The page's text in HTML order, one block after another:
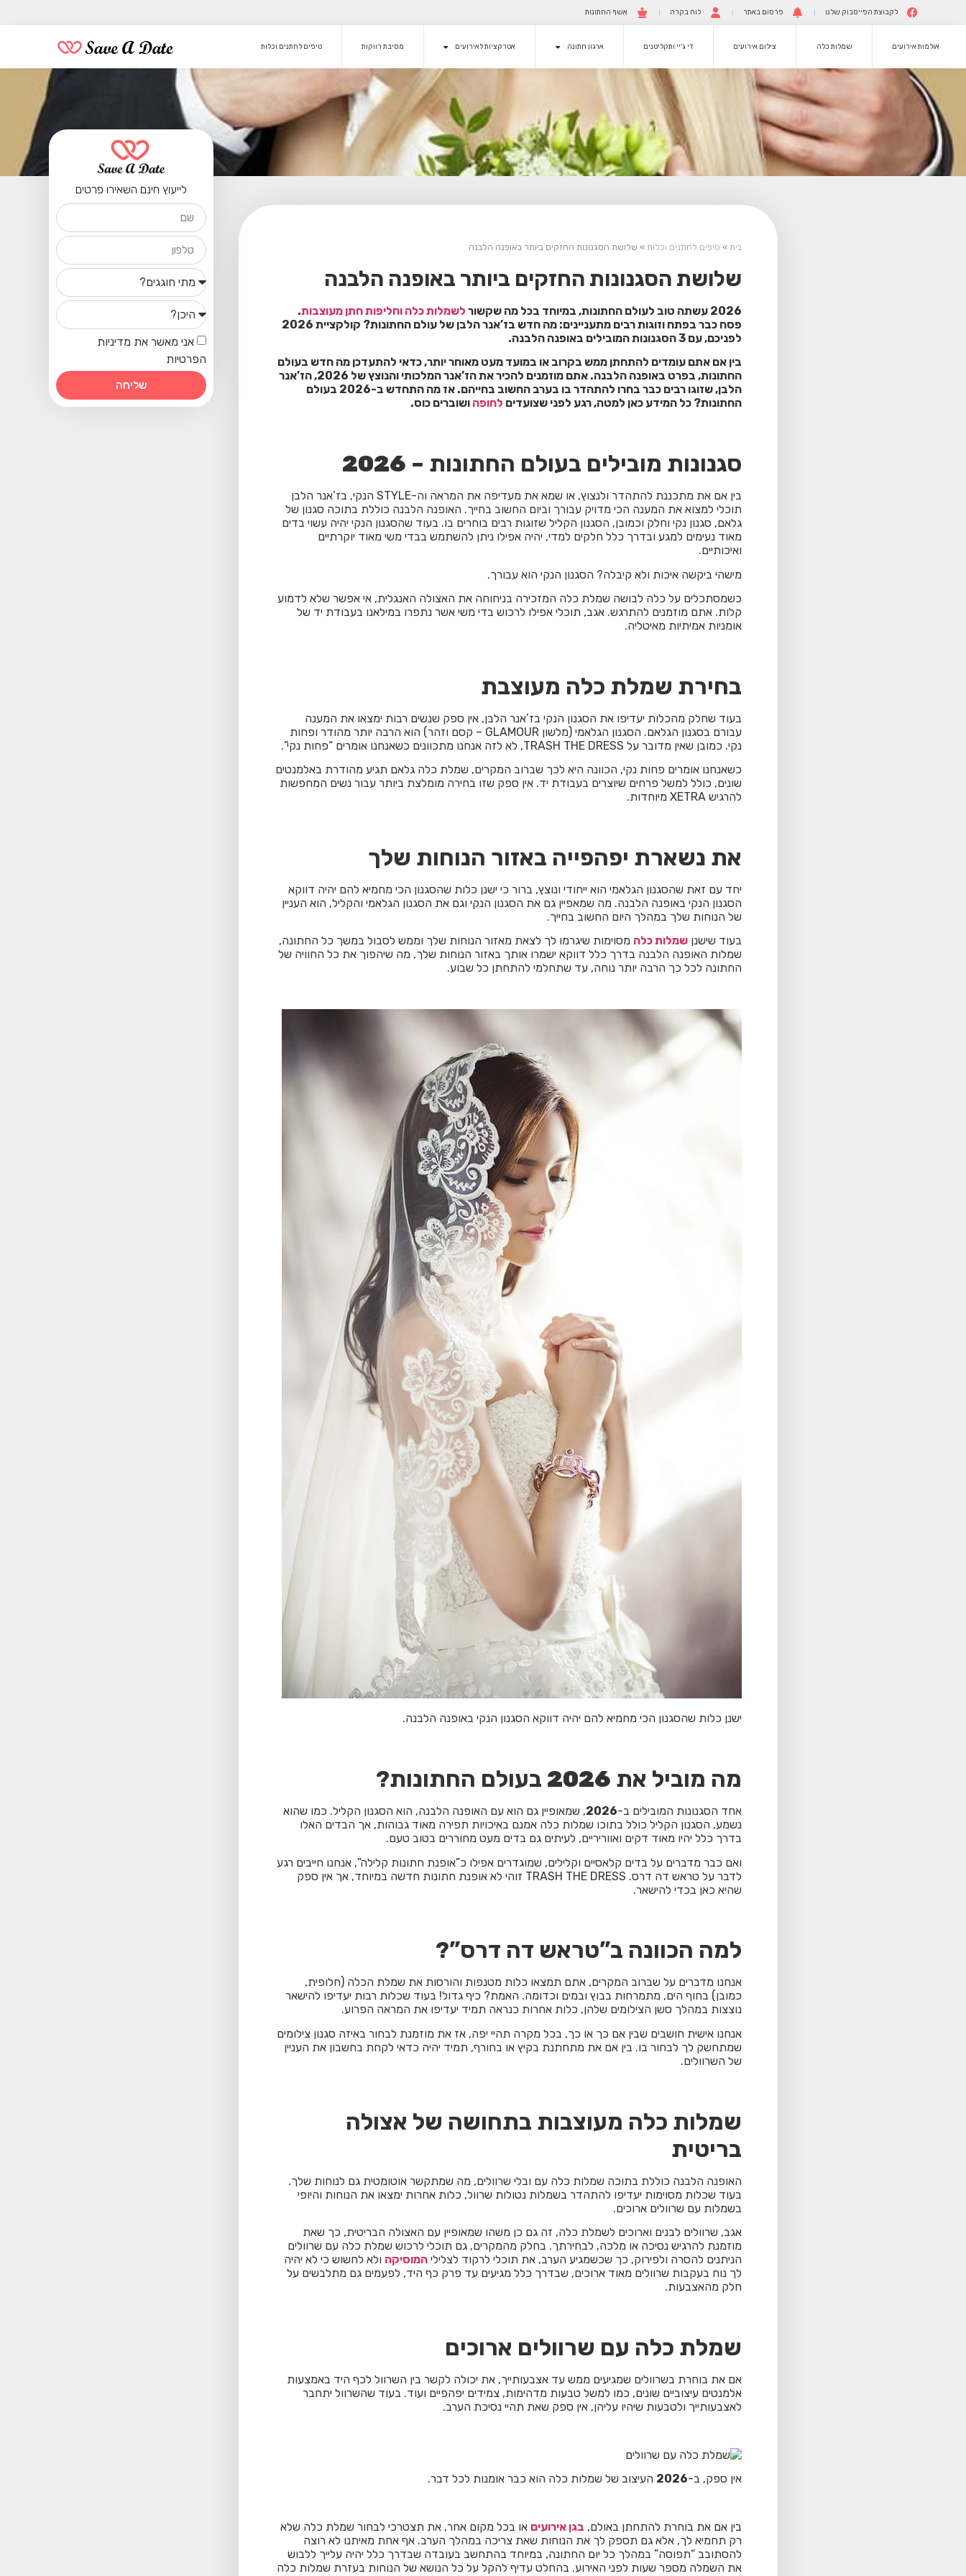
לקבוצת הפייסבוק שלנו פרסום באתר לוח בקרה אשף החתונות
אולמות אירועים שמלות כלה צילום אירועים די ג’יי ותקליטנים ארגון חתונה אטרקציות לאירועים מסיבת רווקות טיפים לחתנים וכלות
בית » טיפים לחתנים וכלות » שלושת הסגנונות החזקים ביותר באופנה הלבנה
שלושת הסגנונות החזקים ביותר באופנה הלבנה
2026 עשתה טוב לעולם החתונות, במיוחד בכל מה שקשור לשמלות כלה וחליפות חתן מעוצבות.
פסח כבר בפתח וזוגות רבים מתעניינים: מה חדש בז’אנר הלבן של עולם החתונות? קולקציית 2026
לפניכם, עם 3 הסגנונות המובילים באופנה הלבנה.
בין אם אתם עומדים להתחתן ממש בקרוב או במועד מעט מאוחר יותר, כדאי להתעדכן מה חדש בעולם
החתונות, בפרט באופנה הלבנה. אתם מוזמנים להכיר את הז’אנר המלכותי והנוצץ של 2026, הז’אנר
הלבן, שזוגו רבים כבר בחרו להתהדר בו בערב החשוב בחייהם. אז מה התחדש ב-2026 בעולם
החתונות? כל המידע כאן למטה, רגע לפני שצועדים לחופה ושוברים כוס.
סגנונות מובילים בעולם החתונות – 2026
בין אם את מתכננת להתהדר ולנצוץ, או שמא את מעדיפה את המראה וה-STYLE הנקי, בז’אנר הלבן
תוכלי למצוא את המענה הכי מדויק עבורך וביום החשוב בחייך. האופנה הלבנה כוללת בתוכה סגנון של
גלאם, סגנון נקי וחלק וכמובן, הסגנון הקליל שזוגות רבים בוחרים בו. בעוד שהסגנון הנקי יהיה עשוי בדים
מאוד נעימים למגע ובדרך כלל חלקים למדי, יהיה אפילו ניתן להשתמש בבדי משי מאוד יוקרתיים
ואיכותיים.
מישהי ביקשה איכות ולא קיבלה? הסגנון הנקי הוא עבורך.
כשמסתכלים על כלה לבושה שמלת כלה המזכירה בניחוחה את האצולה האנגלית, אי אפשר שלא לדמוע
קלות. אתם מוזמנים להתרגש. אגב, תוכלי אפילו לרכוש בדי משי אשר נתפרו במילאנו בעבודת יד של
אומניות אמיתיות מאיטליה.
בחירת שמלת כלה מעוצבת
בעוד שחלק מהכלות יעדיפו את הסגנון הנקי בז’אנר הלבן, אין ספק שנשים רבות ימצאו את המענה
עבורם בסגנון הגלאם. הסגנון הגלאמי (מלשון GLAMOUR – קסם וזהר) הוא הרבה יותר מהודר ופחות
נקי. כמובן שאין מדובר על TRASH THE DRESS, לא לזה אנחנו מתכוונים כשאנחנו אומרים “פחות נקי”.
כשאנחנו אומרים פחות נקי, הכוונה היא לכך שברוב המקרים, שמלת כלה גלאם תגיע מהודרת באלמנטים
שונים, כולל למשל פרחים שיוצרים בעבודת יד. אין ספק שזו בחירה מומלצת ביותר עבור נשים המחפשות
להרגיש XETRA מיוחדות.
את נשארת יפהפייה באזור הנוחות שלך
יחד עם זאת שהסגנון הגלאמי הוא ייחודי ונוצץ, ברור כי ישנן כלות שהסגנון הכי מחמיא להם יהיה דווקא
הסגנון הנקי באופנה הלבנה. מה שמאפיין גם את הסגנון הנקי וגם את הסגנון הגלאמי והקליל, הוא העניין
של הנוחות שלך במהלך היום החשוב בחייך.
בעוד שישנן שמלות כלה מסוימות שיגרמו לך לצאת מאזור הנוחות שלך וממש לסבול במשך כל החתונה,
שמלות האופנה הלבנה בדרך כלל דווקא ישמרו אותך באזור הנוחות שלך, מה שיהפוך את כל החוויה של
החתונה לכל כך הרבה יותר נוחה, עד שתחלמי להתחתן כל שבוע.
ישנן כלות שהסגנון הכי מחמיא להם יהיה דווקא הסגנון הנקי באופנה הלבנה.
מה מוביל את 2026 בעולם החתונות?
אחד הסגנונות המובילים ב-2026, שמאופיין גם הוא עם האופנה הלבנה, הוא הסגנון הקליל. כמו שהוא
נשמע, הסגנון הקליל כולל בתוכו שמלות כלה אמנם באיכויות תפירה מאוד גבוהות, אך הבדים האלו
בדרך כלל יהיו מאוד דקים ואווריריים, לעיתים גם בדים מעט מחוררים בטוב טעם.
ואם כבר מדברים על בדים קלאסיים וקלילים, שמוגדרים אפילו כ”אופנת חתונות קלילה”, אנחנו חייבים רגע
לדבר על טראש דה דרס. TRASH THE DRESS זוהי לא אופנת חתונות חדשה במיוחד, אך אין ספק
שהיא כאן בכדי להישאר.
למה הכוונה ב”טראש דה דרס”?
אנחנו מדברים על שברוב המקרים, אתם תמצאו כלות מטנפות והורסות את שמלת הכלה (חלופית,
כמובן) בחוף הים, מתמרחות בבוץ ובמים וכדומה. האמת? כיף גדול! בעוד שכלות רבות יעדיפו להישאר
נוצצות במהלך סשן הצילומים שלהן, כלות אחרות כנראה תמיד יעדיפו את המראה הפרוע.
אנחנו אישית חושבים שבין אם כך או כך, בכל מקרה תהיי יפה, אז את מוזמנת לבחור באיזה סגנון צילומים
שמתחשק לך לבחור בו. בין אם את מתחתנת בקיץ או בחורף, תמיד יהיה כדאי לקחת בחשבון את העניין
של השרוולים.
שמלות כלה מעוצבות בתחושה של אצולה
בריטית
האופנה הלבנה כוללת בתוכה שמלות כלה עם ובלי שרוולים, מה שמתקשר אוטומטית גם לנוחות שלך.
בעוד שכלות מסוימות יעדיפו להתהדר בשמלות נטולות שרוול, כלות אחרות ימצאו את הנוחות והיופי
בשמלות עם שרוולים ארוכים.
אגב, שרוולים לבנים וארוכים לשמלת כלה, זה גם כן משהו שמאופיין עם האצולה הבריטית, כך שאת
מוזמנת להרגיש נסיכה או מלכה, לבחירתך. בחלק מהמקרים, גם תוכלי לרכוש שמלת כלה עם שרוולים
הניתנים להסרה ולפירוק, כך שכשמגיע הערב, את תוכלי לרקוד לצלילי המוסיקה ולא לחשוש כי לא יהיה
לך נוח בעקבות שרוולים מאוד ארוכים, שבדרך כלל מגיעים עד פרק כף היד, לפעמים גם מתלבשים על
חלק מהאצבעות.
שמלת כלה עם שרוולים ארוכים
אם את בוחרת בשרוולים שמגיעים ממש עד אצבעותייך, את יכולה לקשר בין השרוול לכף היד באמצעות
אלמנטים עיצוביים שונים, כמו למשל טבעות מדהימות, צמידים יפהפיים ועוד. בעוד שהשרוול יתחבר
לאצבעותייך ולטבעות שיהיו עליהן, אין ספק שאת תהיי נסיכת הערב.
אין ספק, ב-2026 העיצוב של שמלות כלה הוא כבר אומנות לכל דבר.
בין אם את בוחרת להתחתן באולם, בגן אירועים או בכל מקום אחר, את תצטרכי לבחור שמלת כלה שלא
רק תחמיא לך, אלא גם תספק לך את הנוחות שאת צריכה במהלך הערב. אף אחת מאיתנו לא רוצה
להסתובב “תפוסה” במהלך כל יום החתונה, במיוחד בהתחשב בעובדה שבדרך כלל יהיה עלייך ללבוש
את השמלה מספר שעות לפני האירוע. בהחלט עדיף להקל על כל הנושא של הנוחות בעזרת שמלות כלה
לייעוץ חינם השאירו פרטים
אני מאשר את מדיניות
הפרטיות
שליחה